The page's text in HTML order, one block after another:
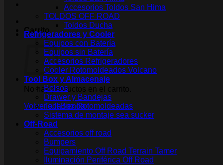
Carrito
No hay productos en el carrito.
Volver a la tienda
Accesorios Toldos San Hima
TOLDOS OFF ROAD
Toldos Ducha
Refrigeradores y Cooler
Equipos con Batería
Equipos sin Batería
Accesorios Refrigeradores
Cooler Rotomoldeados Volcano
Tool Box y Almacenaje
Bolsos
Drawer y Bandejas
Tool Box Rotomoldeadas
Sistema de montaje sea sucker
Off-Road
Accesorios off road
Bumpers
Equipamiento Off Road Terrain Tamer
Iluminación Periférica Off Road